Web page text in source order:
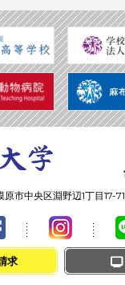
市中央区淵野辺1丁目17-71
求